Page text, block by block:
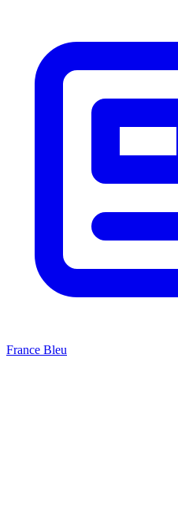
France Bleu